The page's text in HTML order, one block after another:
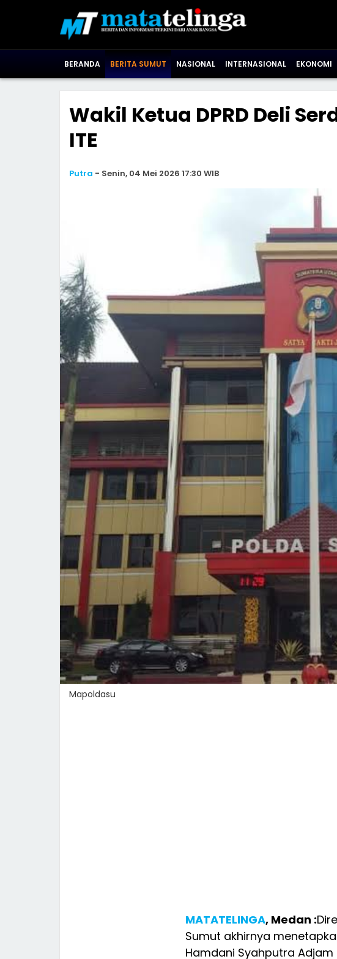
BERANDA BERITA SUMUT NASIONAL INTERNASIONAL EKONOMI
Wakil Ketua DPRD Deli
ITE
Putra - Senin, 04 Mei 2026 17:30 WIB
Mapoldasu
MATATELINGA, Medan :
Sumut akhirnya
Hamdani Syahputra